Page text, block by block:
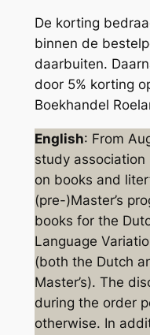
De korting
binnen de
daarbuiten.
door 5% korting
Boekhandel
English: From
study association
on books and
(pre-)Master’s
books for the
Language
(both the Dutch
Master’s). The
during the order
otherwise. In